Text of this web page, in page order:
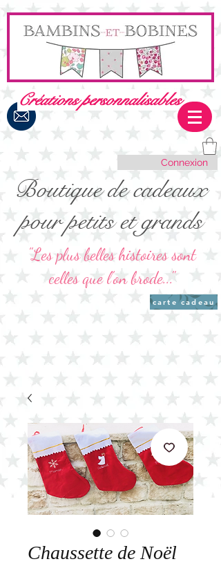
Créations personnalisables
Connexion
Boutique de cadeaux
pour petits et grands
"Les plus belles histoires sont
celles que l'on brode..."
carte cadeau
Chaussette de Noël